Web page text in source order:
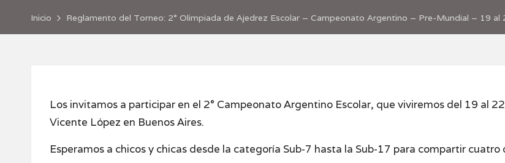
Inicio Reglamento del Torneo: 2° Olimpiada de Ajedrez Escolar – Campeonato Argentino – Pre-Mundial – 19 al
Los invitamos a participar en el 2° Campeonato Argentino Escolar, que viviremos del 19 al
Vicente López en Buenos Aires.
Esperamos a chicos y chicas desde la categoría Sub-7 hasta la Sub-17 para compartir